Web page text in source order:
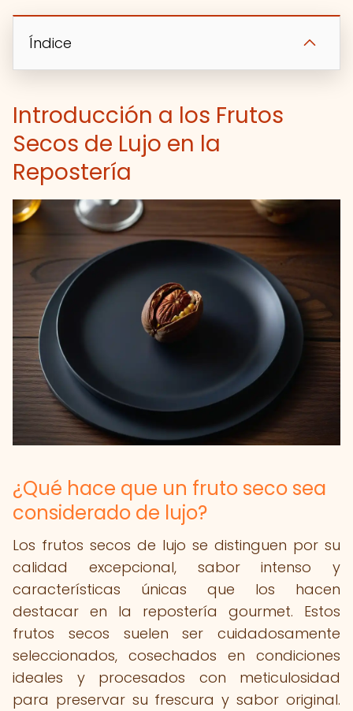
Índice
Introducción a los Frutos
Secos de Lujo en la
Repostería
¿Qué hace que un fruto seco sea
considerado de lujo?
Los frutos secos de lujo se distinguen por su
calidad excepcional, sabor intenso y
características únicas que los hacen
destacar en la repostería gourmet. Estos
frutos secos suelen ser cuidadosamente
seleccionados, cosechados en condiciones
ideales y procesados con meticulosidad
para preservar su frescura y sabor original.